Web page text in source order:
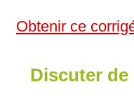
Obtenir ce
Discuter de